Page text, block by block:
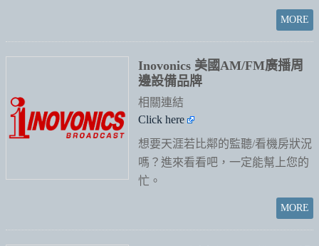
Inovonics 美國AM/FM廣播周
邊設備品牌
相關連結
Click here
想要天涯若比鄰的監聽/看機房狀況
嗎？進來看看吧，一定能幫上您的
忙。